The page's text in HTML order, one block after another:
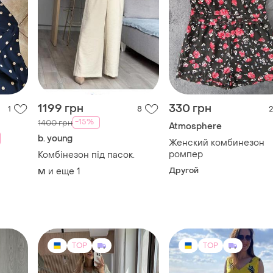
1 1199 грн 8
1400 грн -15%
b. young
Комбінезон під пасок.
M и еще 1
330 грн 2
Atmosphere
Женский комбинезон
ромпер
Другой
TOP TOP